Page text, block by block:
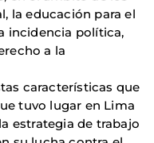
la educación para el
incidencia política,
a la
características que
tuvo lugar en Lima
estrategia de trabajo